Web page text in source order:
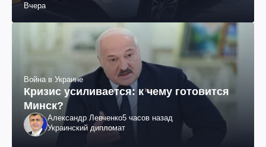
Вчера
Война в Украине
Кризис усиливается: к чему готовится
Минск?
Александр Левченко5 часов назад
Украинский дипломат